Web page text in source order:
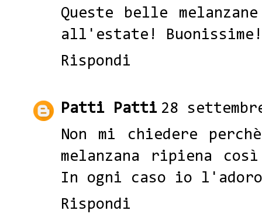
Queste belle
all'estate!
Rispondi
Patti Patti 28
Non mi chiedere
melanzana ripiena
In ogni caso io
Rispondi